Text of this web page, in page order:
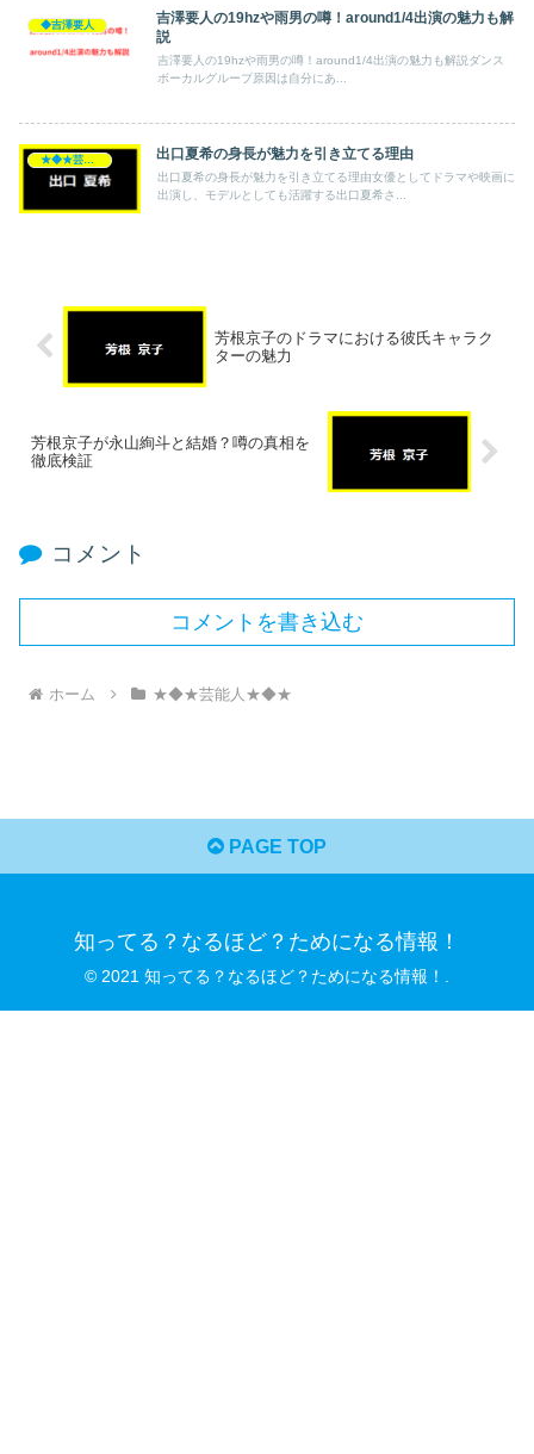
◆吉澤要人
吉澤要人の19hzや雨男の噂！around1/4出演の魅力も解
説
吉澤要人の19hzや雨男の噂！around1/4出演の魅力も解説ダンス
ボーカルグループ原因は自分にあ...
★◆★芸能人★◆★ 出口夏希の身長が魅力を引き立てる理由
出口夏希の身長が魅力を引き立てる理由女優としてドラマや映画に
出演し、モデルとしても活躍する出口夏希さ...
芳根京子のドラマにおける彼氏キャラク
ターの魅力
芳根京子が永山絢斗と結婚？噂の真相を
徹底検証
コメント
コメントを書き込む
ホーム ★◆★芸能人★◆★
PAGE TOP
知ってる？なるほど？ためになる情報！
© 2021 知ってる？なるほど？ためになる情報！.